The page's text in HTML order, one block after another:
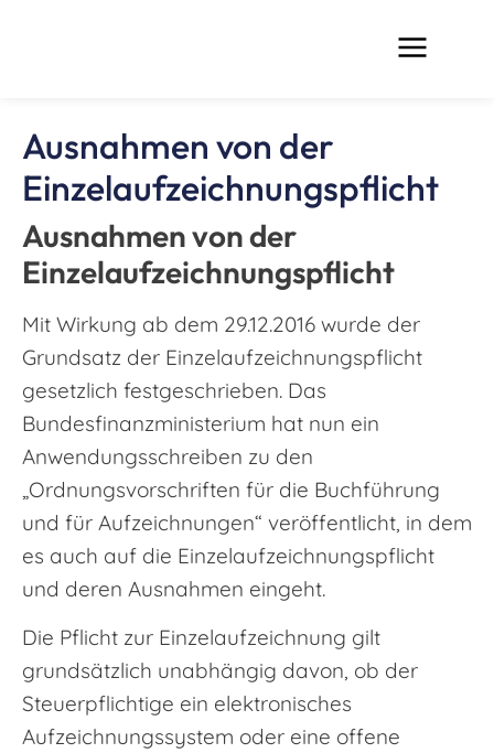
Ausnahmen von der
Einzelaufzeichnungspflicht
Ausnahmen von der
Einzelaufzeichnungspflicht
Mit Wirkung ab dem 29.12.2016 wurde der
Grundsatz der Einzelaufzeichnungspflicht
gesetzlich festgeschrieben. Das
Bundesfinanzministerium hat nun ein
Anwendungsschreiben zu den
„Ordnungsvorschriften für die Buchführung
und für Aufzeichnungen“ veröffentlicht, in dem
es auch auf die Einzelaufzeichnungspflicht
und deren Ausnahmen eingeht.
Die Pflicht zur Einzelaufzeichnung gilt
grundsätzlich unabhängig davon, ob der
Steuerpflichtige ein elektronisches
Aufzeichnungssystem oder eine offene